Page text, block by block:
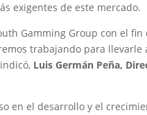
exigentes de este mercado.
Gamming Group con el
trabajando para llevarle
Luis Germán Peña,
en el desarrollo y el